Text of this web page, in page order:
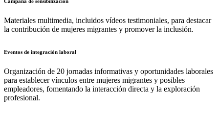
Materiales multimedia, incluidos vídeos testimoniales, para destacar
la contribución de mujeres migrantes y promover la inclusión.
Eventos de integración laboral
Organización de 20 jornadas informativas y oportunidades laborales
para establecer vínculos entre mujeres migrantes y posibles
empleadores, fomentando la interacción directa y la exploración
profesional.